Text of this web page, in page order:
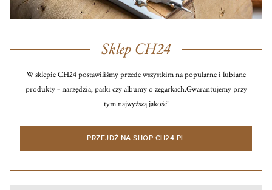
Sklep CH24
W sklepie CH24 postawiliśmy przede wszystkim na popularne i lubiane
produkty – narzędzia, paski czy albumy o zegarkach.Gwarantujemy przy
tym najwyższą jakość!
PRZEJDŹ NA SHOP.CH24.PL